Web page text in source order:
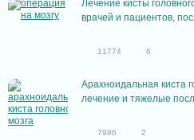
Лечение кисты
врачей и пациентов,
11774 6
Арахноидальная киста
лечение и тяжелые
7986 2